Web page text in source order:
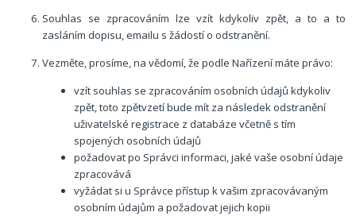
Souhlas se zpracováním lze vzít kdykoliv zpět, a to a to
zasláním dopisu, emailu s žádostí o odstranění.
Vezměte, prosíme, na vědomí, že podle Nařízení máte právo:
vzít souhlas se zpracováním osobních údajů kdykoliv
zpět, toto zpětvzetí bude mít za následek odstranění
uživatelské registrace z databáze včetně s tím
spojených osobních údajů
požadovat po Správci informaci, jaké vaše osobní údaje
zpracovává
vyžádat si u Správce přístup k vašim zpracovávaným
osobním údajům a požadovat jejich kopii